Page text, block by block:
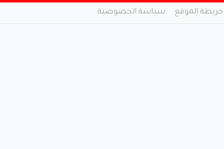
خريطة الموقع سياسة الخصوصية